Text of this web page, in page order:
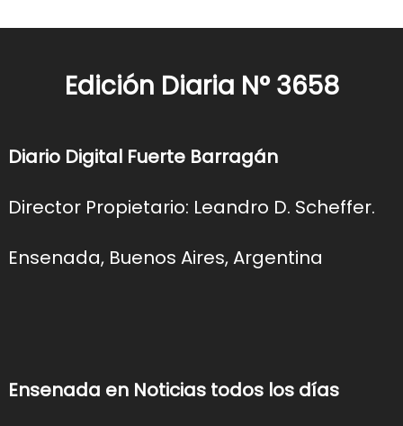
Edición Diaria N° 3658
Diario Digital Fuerte Barragán
Director Propietario: Leandro D. Scheffer.
Ensenada, Buenos Aires, Argentina
Ensenada en Noticias todos los días